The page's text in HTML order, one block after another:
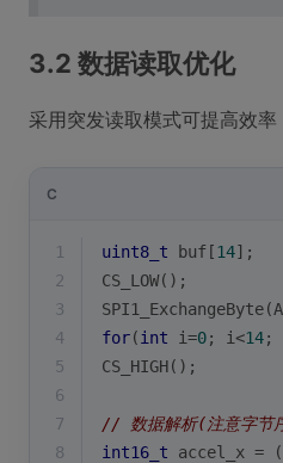
3.2 数据读取优化
采用突发读取模式可提高效率
C
1 uint8_t buf[14];
2
CS_LOW();
3
4
for(int i=0; i<14;
5
CS_HIGH();
6
7
// 数据解析(注意字节
8
int16_t accel_x =